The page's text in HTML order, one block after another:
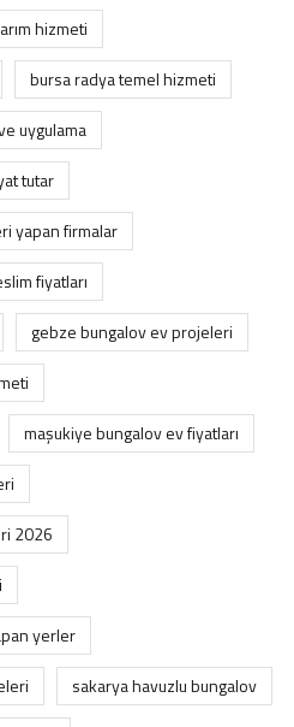
hizmeti
bursa radya temel hizmeti
uygulama
tutar
yapan firmalar
fiyatları
gebze bungalov ev projeleri
maşukiye bungalov ev fiyatları
2026
yerler
sakarya havuzlu bungalov